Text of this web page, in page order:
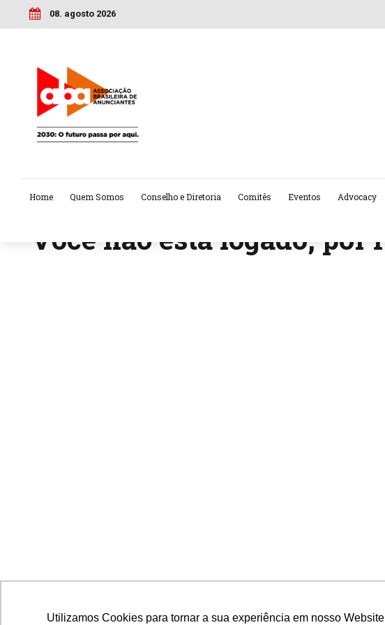
Utilizamos Cookies para tornar a sua experiência em nosso
08. agosto 2026
Home Quem Somos Conselho e Diretoria Comitês Eventos Advocacy
Você não está logado,